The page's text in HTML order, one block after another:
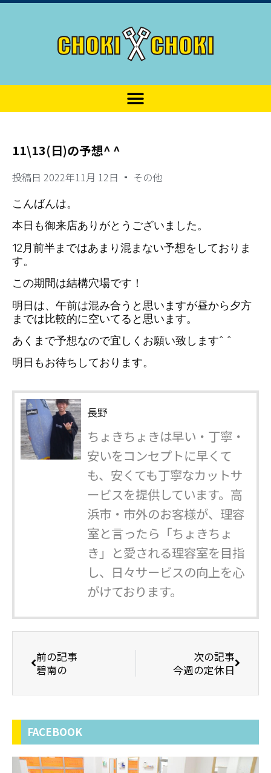
11\13(日)の予想^ ^
投稿日 2022年11月 12日 その他
こんばんは。
本日も御来店ありがとうございました。
12月前半まではあまり混まない予想をしておりま
す。
この期間は結構穴場です！
明日は、午前は混み合うと思いますが昼から夕方
までは比較的に空いてると思います。
あくまで予想なので宜しくお願い致します^ ^
明日もお待ちしております。
長野
ちょきちょきは早い・丁寧・
安いをコンセプトに早くて
も、安くても丁寧なカットサ
ービスを提供しています。高
浜市・市外のお客様が、理容
室と言ったら「ちょきちょ
き」と愛される理容室を目指
し、日々サービスの向上を心
がけております。
前の記事
碧南の
次の記事
今週の定休日
FACEBOOK